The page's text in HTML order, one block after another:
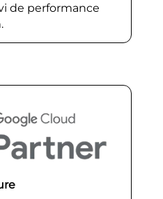
de performance